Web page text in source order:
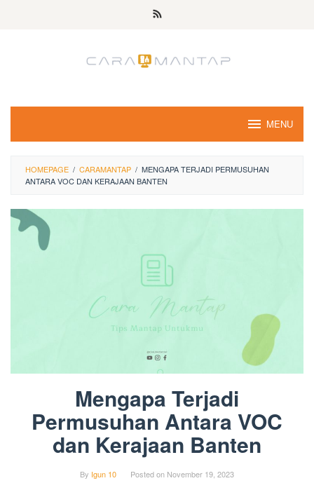
MENU
HOMEPAGE / CARAMANTAP / MENGAPA TERJADI PERMUSUHAN
ANTARA VOC DAN KERAJAAN BANTEN
Mengapa Terjadi
Permusuhan Antara VOC
dan Kerajaan Banten
By Igun 10 Posted on November 19, 2023